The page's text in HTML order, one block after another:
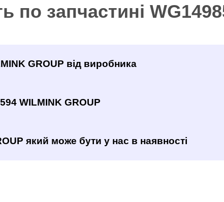
по запчастині
GROUP від виробника
WILMINK GROUP
який може бути у нас в наявності